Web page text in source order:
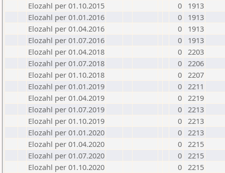
Elozahl per 01.10.2015
0
1913
Elozahl per 01.01.2016
0
1913
Elozahl per 01.04.2016
0
1913
Elozahl per 01.07.2016
0
1913
Elozahl per 01.04.2018
0 2203
Elozahl per 01.07.2018
0 2206
Elozahl per 01.10.2018
0 2207
Elozahl per 01.01.2019
0 2211
Elozahl per 01.04.2019
0 2219
Elozahl per 01.07.2019
0 2213
Elozahl per 01.10.2019
0 2213
Elozahl per 01.01.2020
0 2213
Elozahl per 01.04.2020
0 2215
Elozahl per 01.07.2020
0 2215
Elozahl per 01.10.2020
0 2215